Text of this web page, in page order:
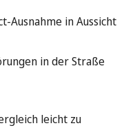
Ausnahme in Aussicht
in der Straße
leicht zu